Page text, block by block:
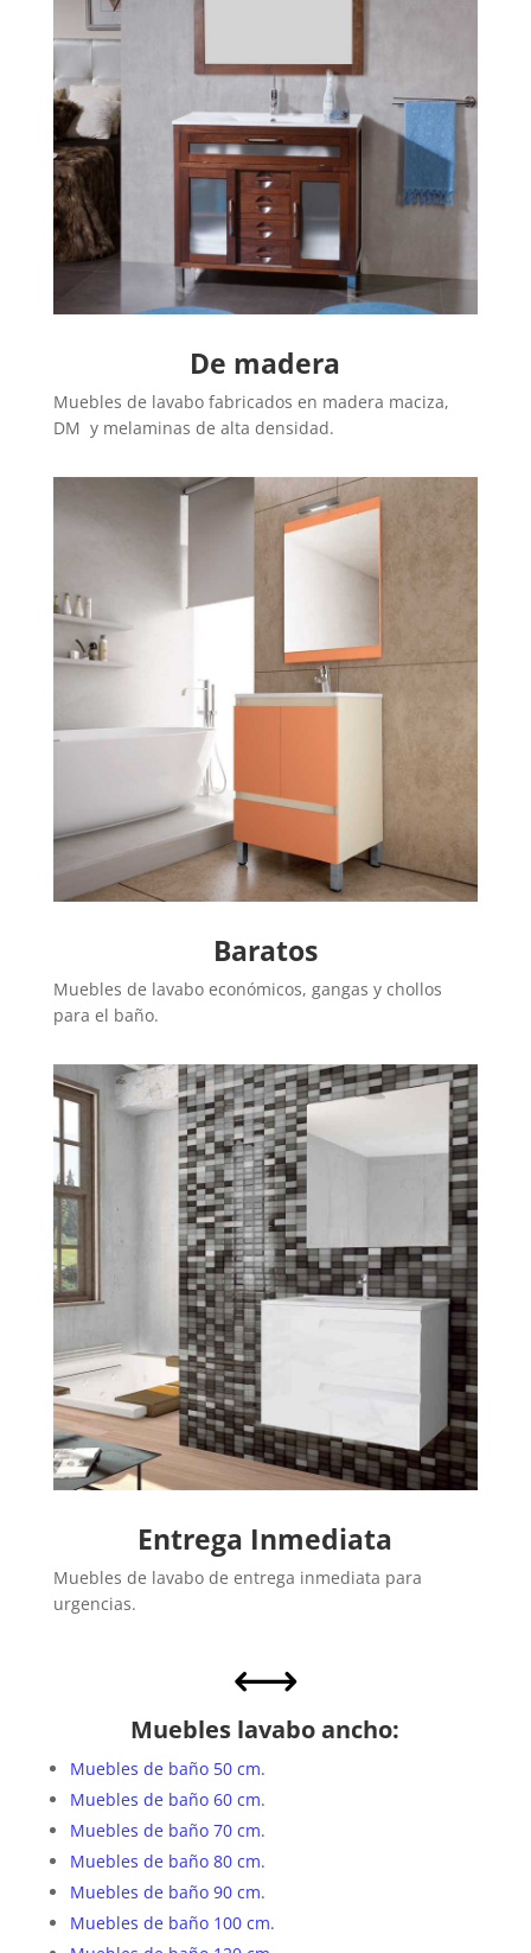
De madera
Muebles de lavabo fabricados en madera maciza,
DM y melaminas de alta densidad.
Baratos
Muebles de lavabo económicos, gangas y chollos
para el baño.
Entrega Inmediata
Muebles de lavabo de entrega inmediata para
urgencias.
,
Muebles lavabo ancho:
Muebles de baño 50 cm.
Muebles de baño 60 cm.
Muebles de baño 70 cm.
Muebles de baño 80 cm.
Muebles de baño 90 cm.
Muebles de baño 100 cm.